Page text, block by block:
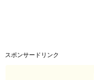
スポンサードリンク